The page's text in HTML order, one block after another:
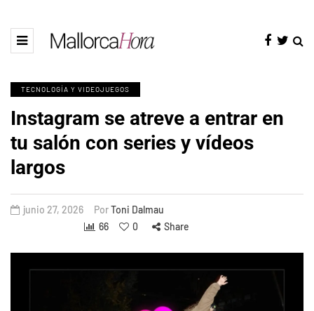
TECNOLOGÍA Y VIDEOJUEGOS
Instagram se atreve a entrar en
tu salón con series y vídeos
largos
junio 27, 2026 PorToni Dalmau
66
0 Share